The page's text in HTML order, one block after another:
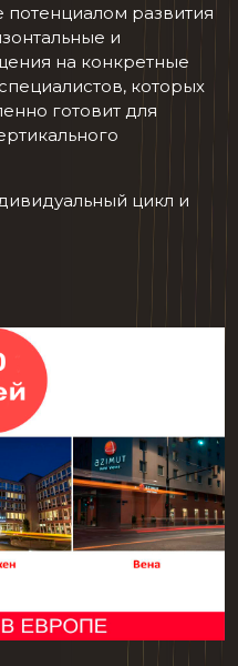
развития
и
на конкретные
которых
готовит для
цикл и